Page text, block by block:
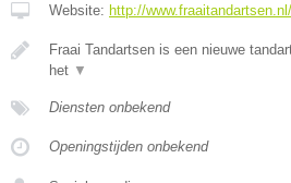
Website: http://www.fraaitandartsen.nl/
Fraai Tandartsen is een nieuwe
het ▼
Diensten onbekend
Openingstijden onbekend